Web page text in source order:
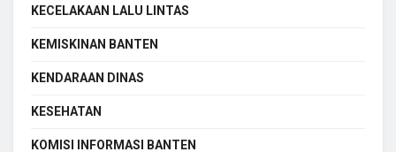
KECELAKAAN LALU LINTAS
KEMISKINAN BANTEN
KENDARAAN DINAS
KESEHATAN
KOMISI INFORMASI BANTEN